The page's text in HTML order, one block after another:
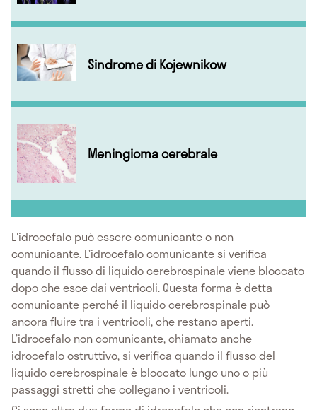
Sindrome di Kojewnikow
Meningioma cerebrale
L'idrocefalo può essere comunicante o non
comunicante. L’idrocefalo comunicante si verifica
quando il flusso di liquido cerebrospinale viene bloccato
dopo che esce dai ventricoli. Questa forma è detta
comunicante perché il liquido cerebrospinale può
ancora fluire tra i ventricoli, che restano aperti.
L’idrocefalo non comunicante, chiamato anche
idrocefalo ostruttivo, si verifica quando il flusso del
liquido cerebrospinale è bloccato lungo uno o più
passaggi stretti che collegano i ventricoli.